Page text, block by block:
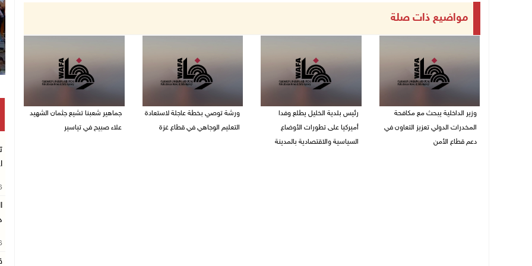
مواضيع ذات صلة
وزير الداخلية يبحث مع مكافحة
المخدرات الدولي تعزيز التعاون في
دعم قطاع الأمن
رئيس بلدية الخليل يطلع وفدا
أميركيا على تطورات الأوضاع
السياسية والاقتصادية بالمدينة
ورشة توصي بخطة عاجلة لاستعادة
التعليم الوجاهي في قطاع غزة
جماهير شعبنا تشيع جثمان الشهيد
علاء صبيح في تياسير